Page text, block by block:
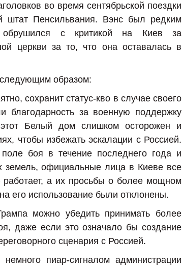
во время сентябрьской поездки
Пенсильвания. Вэнс был редким
обрушился с критикой на Киев за
церкви за то, что она оставалась в
образом:
сохранит статус-кво в случае своего
благодарность за военную поддержку
Белый дом слишком осторожен и
чтобы избежать эскалации с Россией.
боя в течение последнего года и
земель, официальные лица в Киеве все
работает, а их просьбы о более мощном
его использование были отклонены.
можно убедить принимать более
даже если это означало бы создание
сценария с Россией.
пиар-сигналом администрации